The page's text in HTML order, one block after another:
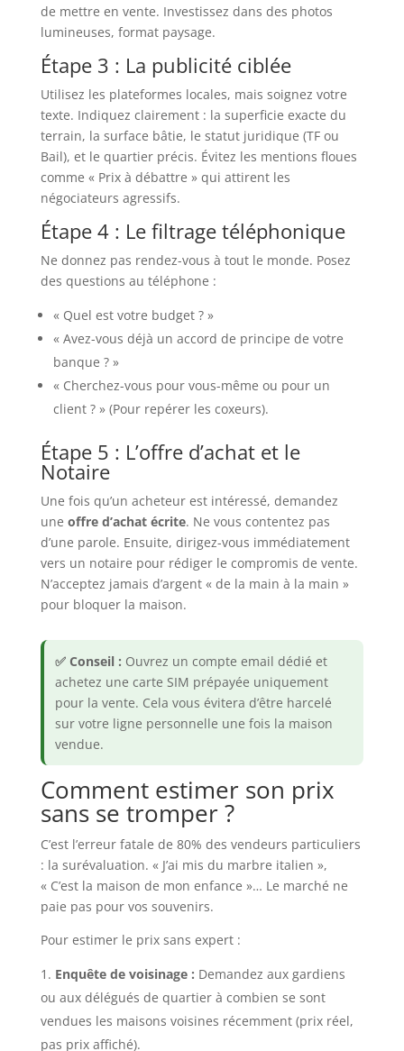
de mettre en vente. Investissez dans des photos
lumineuses, format paysage.
Étape 3 : La publicité ciblée
Utilisez les plateformes locales, mais soignez votre
texte. Indiquez clairement : la superficie exacte du
terrain, la surface bâtie, le statut juridique (TF ou
Bail), et le quartier précis. Évitez les mentions floues
comme « Prix à débattre » qui attirent les
négociateurs agressifs.
Étape 4 : Le filtrage téléphonique
Ne donnez pas rendez-vous à tout le monde. Posez
des questions au téléphone :
« Quel est votre budget ? »
« Avez-vous déjà un accord de principe de votre
banque ? »
« Cherchez-vous pour vous-même ou pour un
client ? » (Pour repérer les coxeurs).
Étape 5 : L’offre d’achat et le
Notaire
Une fois qu’un acheteur est intéressé, demandez
une offre d’achat écrite. Ne vous contentez pas
d’une parole. Ensuite, dirigez-vous immédiatement
vers un notaire pour rédiger le compromis de vente.
N’acceptez jamais d’argent « de la main à la main »
pour bloquer la maison.
✅ Conseil : Ouvrez un compte email dédié et
achetez une carte SIM prépayée uniquement
pour la vente. Cela vous évitera d’être harcelé
sur votre ligne personnelle une fois la maison
vendue.
Comment estimer son prix
sans se tromper ?
C’est l’erreur fatale de 80% des vendeurs particuliers
: la surévaluation. « J’ai mis du marbre italien »,
« C’est la maison de mon enfance »… Le marché ne
paie pas pour vos souvenirs.
Pour estimer le prix sans expert :
Enquête de voisinage : Demandez aux gardiens
ou aux délégués de quartier à combien se sont
vendues les maisons voisines récemment (prix réel,
pas prix affiché).